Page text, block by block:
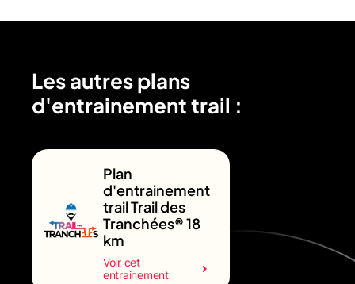
Les autres plans
d'entrainement trail :
Plan
d'entrainement
trail Trail des
Tranchées® 18
km
Voir cet
entrainement